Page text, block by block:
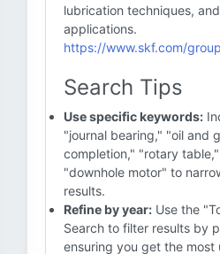
lubrication techniques,
applications.
https://www.skf.com/
Search Tips
Use specific keywords:
"journal bearing," "oil and
completion," "rotary
"downhole motor" to
results.
Refine by year: Use the
Search to filter results by
ensuring you get the